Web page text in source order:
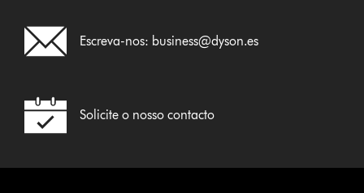
Escreva-nos: business@dyson.es
Solicite o nosso contacto